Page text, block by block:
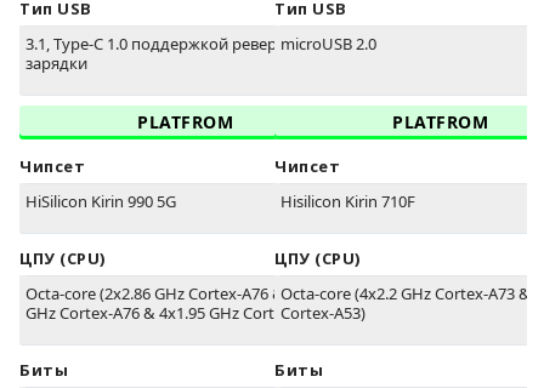
Тип USB
3.1, Type-C 1.0 поддержкой реверсивной
зарядки
PLATFROM
Чипсет
HiSilicon Kirin 990 5G
ЦПУ (CPU)
Octa-core (2x2.86 GHz Cortex-A76 & 2x2.36
GHz Cortex-A76 & 4x1.95 GHz Cortex-A55)
Биты
Тип USB
microUSB 2.0
PLATFROM
Чипсет
Hisilicon Kirin 710F
ЦПУ (CPU)
Octa-core (4x2.2 GHz Cortex-A73 &
Cortex-A53)
Биты